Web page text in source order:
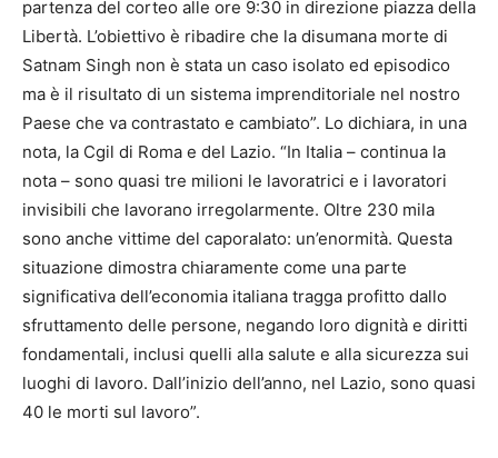
partenza del corteo alle ore 9:30 in direzione piazza della
Libertà. L’obiettivo è ribadire che la disumana morte di
Satnam Singh non è stata un caso isolato ed episodico
ma è il risultato di un sistema imprenditoriale nel nostro
Paese che va contrastato e cambiato”. Lo dichiara, in una
nota, la Cgil di Roma e del Lazio. “In Italia – continua la
nota – sono quasi tre milioni le lavoratrici e i lavoratori
invisibili che lavorano irregolarmente. Oltre 230 mila
sono anche vittime del caporalato: un’enormità. Questa
situazione dimostra chiaramente come una parte
significativa dell’economia italiana tragga profitto dallo
sfruttamento delle persone, negando loro dignità e diritti
fondamentali, inclusi quelli alla salute e alla sicurezza sui
luoghi di lavoro. Dall’inizio dell’anno, nel Lazio, sono quasi
40 le morti sul lavoro”.